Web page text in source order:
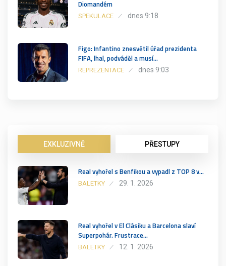
Diomandém
SPEKULACE dnes 9:18
Figo: Infantino znesvětil úřad prezidenta
FIFA, lhal, podváděl a musí…
REPREZENTACE dnes 9:03
EXKLUZIVNĚ PŘESTUPY
Real vyhořel s Benfikou a vypadl z TOP 8 v…
BALETKY 29. 1. 2026
Real vyhořel v El Clásiku a Barcelona slaví
Superpohár. Frustrace…
BALETKY 12. 1. 2026